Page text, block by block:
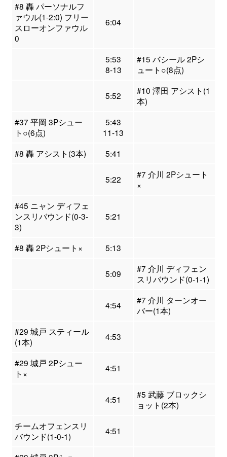
#8 轟 パーソナルフ
ァウル(1-2:0) フリー
スローオンファウル
0
6:04
5:53
8-13
#15 バシール 2Pシ
ュート○(8点)
5:52
#10 澤田 アシスト(1
本)
#37 平岡 3Pシュー
ト○(6点)
5:43
11-13
#8 轟 アシスト(3本)
5:41
5:22
#7 介川 2Pシュート
×
#45 ニャン ディフェ
ンスリバウンド(0-3-
3)
5:21
#8 轟 2Pシュート× 5:13
5:09
#7 介川 ディフェン
スリバウンド(0-1-1)
4:54
#7 介川 ターンオー
バー(1本)
#29 城戸 スティール
(1本)
4:53
#29 城戸 2Pシュー
ト×
4:51
4:51
#5 武藤 ブロックシ
ョット(2本)
チームオフェンスリ
バウンド(1-0-1)
4:51